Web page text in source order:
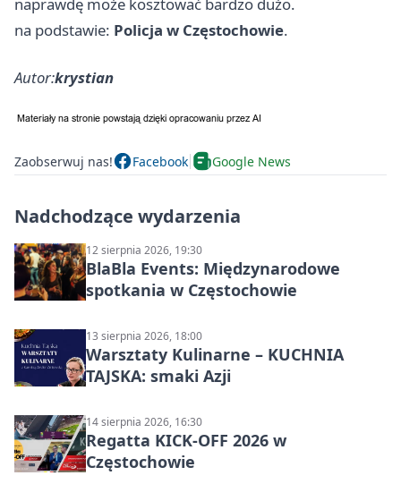
naprawdę może kosztować bardzo dużo.
na podstawie: Policja w Częstochowie.
Autor:krystian
Zaobserwuj nas! Facebook Google News
Nadchodzące wydarzenia
12 sierpnia 2026, 19:30
BlaBla Events: Międzynarodowe
spotkania w Częstochowie
13 sierpnia 2026, 18:00
Warsztaty Kulinarne – KUCHNIA
TAJSKA: smaki Azji
14 sierpnia 2026, 16:30
Regatta KICK-OFF 2026 w
Częstochowie